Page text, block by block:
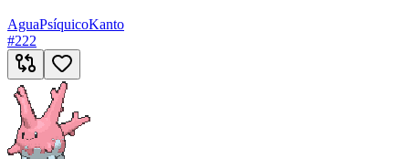
AguaPsíquicoKanto
#222